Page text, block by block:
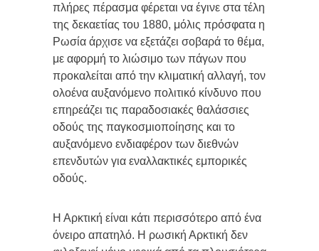
πλήρες πέρασμα φέρεται να έγινε στα τέλη
της δεκαετίας του 1880, μόλις πρόσφατα η
Ρωσία άρχισε να εξετάζει σοβαρά το θέμα,
με αφορμή το λιώσιμο των πάγων που
προκαλείται από την κλιματική αλλαγή, τον
ολοένα αυξανόμενο πολιτικό κίνδυνο που
επηρεάζει τις παραδοσιακές θαλάσσιες
οδούς της παγκοσμιοποίησης και το
αυξανόμενο ενδιαφέρον των διεθνών
επενδυτών για εναλλακτικές εμπορικές
οδούς.
Η Αρκτική είναι κάτι περισσότερο από ένα
όνειρο απατηλό. Η ρωσική Αρκτική δεν